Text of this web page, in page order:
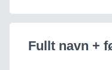
Fullt navn +